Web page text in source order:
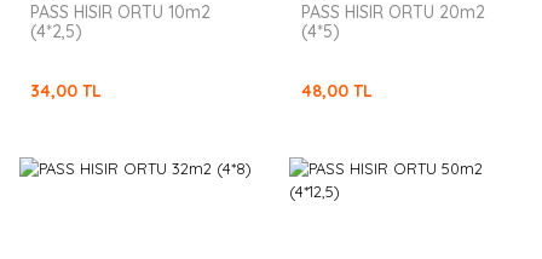
PASS HISIR ORTU 10m2
(4*2,5)
34,00 TL
PASS HISIR ORTU 20m2
(4*5)
48,00 TL